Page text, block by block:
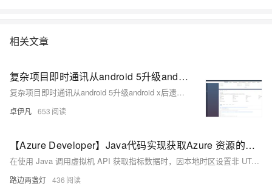
相关文章
复杂项目即时通讯从android 5升级android x后遗症之解决报错#79 java.io.EOFException Unexpected end of ZLIB input stream-优雅草卓伊凡|bigniu
复杂项目即时通讯从android 5升级android x后遗症之解决报错#79 java.io.EOFException Unexpected end of ZLIB input stream-优雅草卓伊凡|bigniu
卓伊凡 653
【Azure Developer】Java代码实现获取Azure 资源的指标数据却报错 "invalid time interval input"
在使用 Java 调用虚拟机 API 获取指标数据时，因本地时区设置非 UTC，导致时间格式解析错误。解决方法是在代码中手动指定时区为 UTC，使用 `ZoneOffset.ofHours(0)` 并结合 `withOffsetSameInstant` 方法进行时区转换，从而避免因时区差异引发的时间格式问题。
路边两盏灯 436